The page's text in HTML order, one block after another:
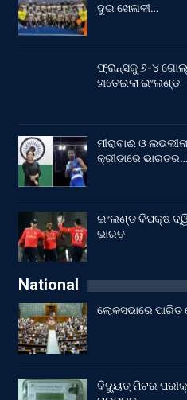
ଦୁଇ ଖେଳାଳୀ…
ଫ୍ରାନ୍ସକୁ ୬-୪
ହାତେଇଲା ଇଂଲଣ୍ଡ
ମୀରାବାଈ ଓ
କ୍ରୀଡାରେ ଭାରତର…
ଇଂଲଣ୍ଡ ବିପକ୍ଷ
ଭାରତ
National
ଲୋକସଭାରେ
ବିଦ୍ୟୁତ୍ ମିଟର